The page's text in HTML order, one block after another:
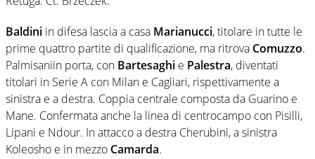
Baldini in difesa lascia a casa Marianucci, titolare in tutte le
prime quattro partite di qualificazione, ma ritrova Comuzzo.
Palmisaniin porta, con Bartesaghi e Palestra, diventati
titolari in Serie A con Milan e Cagliari, rispettivamente a
sinistra e a destra. Coppia centrale composta da Guarino e
Mane. Confermata anche la linea di centrocampo con Pisilli,
Lipani e Ndour. In attacco a destra Cherubini, a sinistra
Koleosho e in mezzo Camarda.